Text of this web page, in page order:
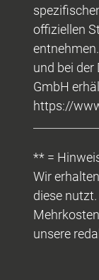
offiziellen
und bei
GmbH
https://
** =
Wir
diese
unsere